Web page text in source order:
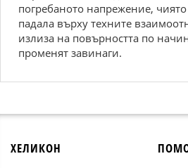
погребаното напрежение,
падала върху техните
излиза на повърността по
променят завинаги.
ХЕЛИКОН